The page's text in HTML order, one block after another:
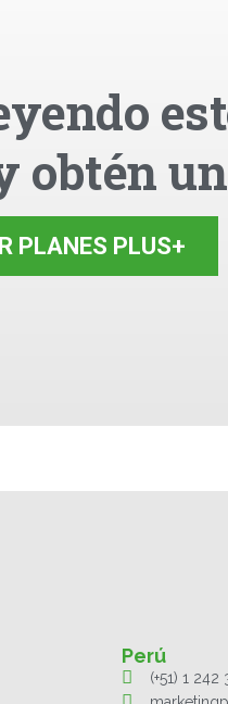
obtén
PLANES PLUS+
Perú
(+51) 1 242